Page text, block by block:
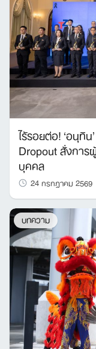
ไร้รอยต่อ! ‘อนุทิ
Dropout สั่งการ
บุคคล
24 กรกฎาคม 2569
บทความ